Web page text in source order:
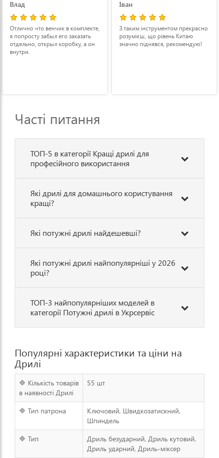
З таким інструментом прекрасно
розумієш, що рівень Китаю
значно піднявся, рекомендую!
Зручно сидить в руці, досить
компактна. Якість збірки
приємно здивувала,
Часті питання
ТОП-5 в категорії Кращі дрилі для
професійного використання
Які дрилі для домашнього користування
кращі?
Які потужні дрилі найдешевші?
Які потужні дрилі найпопулярніші у 2026
році?
ТОП-3 найпопулярніших моделей в
категорії Потужні дрилі в Укрсервіс
Популярні характеристики та ціни на
Дрилі
🔷 Кількість товарів
в наявності Дрилі
55 шт
🔷 Тип патрона
Ключовий, Швидкозатискний,
Шпиндель
🔷 Тип
Дриль безударний, Дриль кутовий,
Дриль ударний, Дриль-міксер